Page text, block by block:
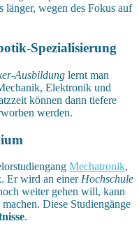
länger, wegen des Fokus auf
Spezialisierung
Ausbildung lernt man
Elektronik und
können dann tiefere
werden.
Mechatronik,
Er wird an einer Hochschule
weiter gehen will, kann
machen. Diese Studiengänge
.